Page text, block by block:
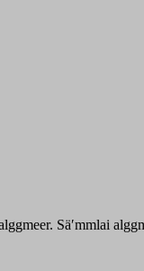
Säʹmmlai